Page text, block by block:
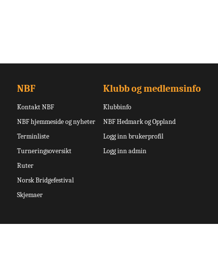
NBF
Kontakt NBF
NBF hjemmeside og nyheter
Terminliste
Turneringsoversikt
Ruter
Norsk Bridgefestival
Skjemaer
Klubb og medlemsinfo
Klubbinfo
NBF Hedmark og Oppland
Logg inn brukerprofil
Logg inn admin